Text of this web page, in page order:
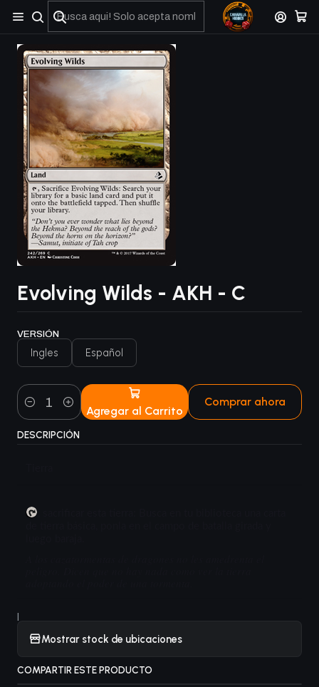
No olviden reportar sus depositos y transferencias por Whatsapp
Evolving Wilds - AKH - C
VERSIÓN
Ingles Español
Cantidad Agregar al Carrito
Comprar ahora
DESCRIPCIÓN
|
Mostrar stock de ubicaciones
COMPARTIR ESTE PRODUCTO